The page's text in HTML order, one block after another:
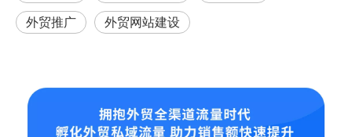
外贸推广 外贸网站建设